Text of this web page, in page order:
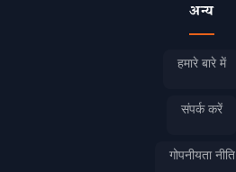
अन्य
हमारे बारे में
संपर्क करें
गोपनीयता नीति